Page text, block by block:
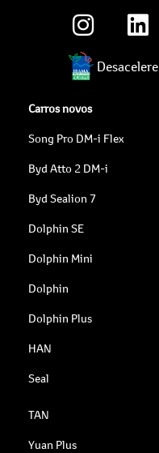
Carros novos
Song Pro DM-i Flex
Byd Atto 2 DM-i
Byd Sealion 7
Dolphin SE
Dolphin Mini
Dolphin
Dolphin Plus
HAN
Seal
TAN
Yuan Plus